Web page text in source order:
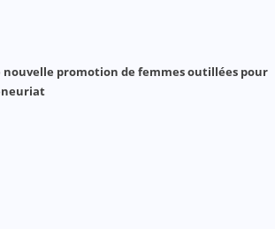
nouvelle promotion de femmes outillées pour